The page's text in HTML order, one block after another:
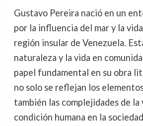
Gustavo Pereira nació en un
por la influencia del mar y la
región insular de Venezuela.
naturaleza y la vida en
papel fundamental en su obra
no solo se reflejan los
también las complejidades de la
condición humana en la